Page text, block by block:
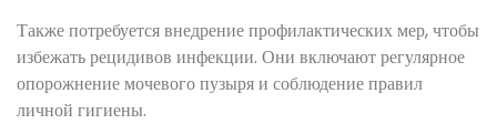
Также потребуется внедрение профилактических мер, чтобы
избежать рецидивов инфекции. Они включают регулярное
опорожнение мочевого пузыря и соблюдение правил
личной гигиены.